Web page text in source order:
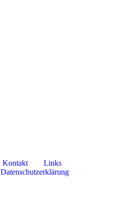
Kontakt
Links
Datenschutzerklärung